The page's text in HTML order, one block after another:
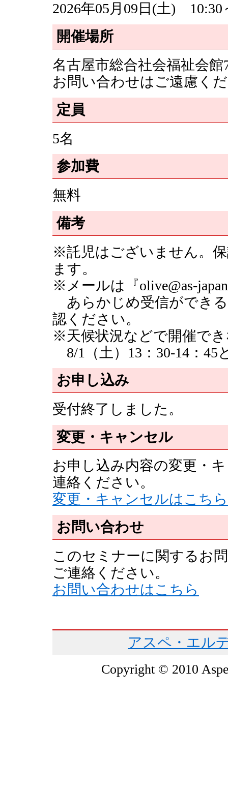
2026年05月09日(土) 10:30
開催場所
名古屋市総合社会福祉会
お問い合わせはご遠慮く
定員
5名
参加費
無料
備考
※託児はございません。
ます。
※メールは『olive@as-
あらかじめ受信ができ
認ください。
※天候状況などで開催で
8/1（土）13：30-14：45
お申し込み
受付終了しました。
変更・キャンセル
お申し込み内容の変更・
連絡ください。
変更・キャンセルはこちら
お問い合わせ
このセミナーに関するお
ご連絡ください。
お問い合わせはこちら
アスペ・エル
Copyright © 2010